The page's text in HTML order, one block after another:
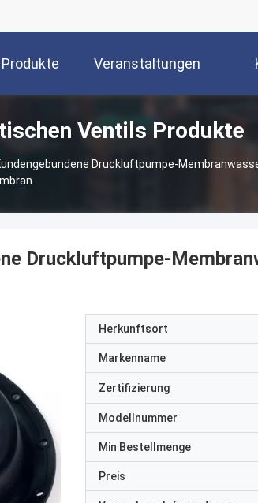
Produkte Veranstaltungen
Ventils Produkte
Druckluftpumpe-
Druckluftpumpe-
Herkunftsort
Markenname
Zertifizierung
Modellnummer
Min Bestellmenge
Preis